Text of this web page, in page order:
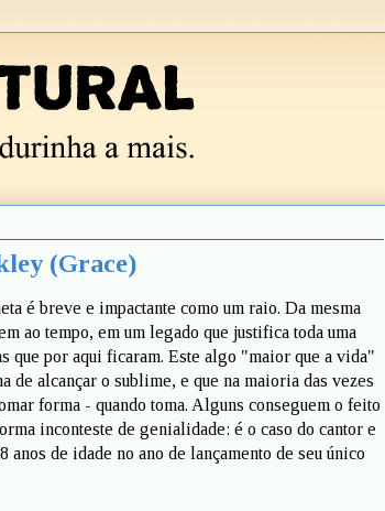
(Grace)
é breve e impactante como um raio. Da mesma
ao tempo, em um legado que justifica toda uma
que por aqui ficaram. Este algo "maior que a vida"
de alcançar o sublime, e que na maioria das vezes
forma - quando toma. Alguns conseguem o feito
inconteste de genialidade: é o caso do cantor e
anos de idade no ano de lançamento de seu único